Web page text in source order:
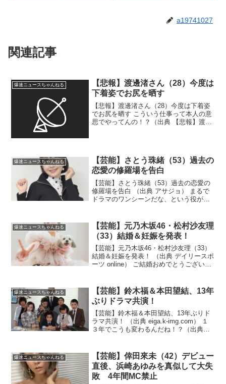
a19741027
関連記事
爆速ニュースちゃんねる
【悲報】渡邊渚さん（28）今度は
下着姿でお尻を晒す
【悲報】渡邊渚さん（28）今度は下着姿
でお尻を晒す こういう仕事って本人の意
思でやってんの！？（出典 【悲報】渡邊
爆速ニュースちゃんねる
【芸能】さとう珠緒（53）過去の
恋愛の修羅場を告白
【芸能】さとう珠緒（53）過去の恋愛の
修羅場を告白 （出典 アサジョ） まるで
ドラマのワンシーンだな、という役があ
場を告白 彼氏とベッドにいたら「ピン
ポーンって元カノが...
爆速ニュースちゃんねる
【芸能】元乃木坂46・松村沙友理
（33）結婚＆妊娠を発表！
【芸能】元乃木坂46・松村沙友理（33）
結婚＆妊娠を発表！ （出典 デイリースポ
ーツ online） ご結婚おめでとうございま
らしくさゆりんご全開で頑張りま
す！」...
爆速ニュースちゃんねる
【芸能】鈴木福＆本田望結、13年
ぶりドラマ共演！
【芸能】鈴木福＆本田望結、13年ぶりド
ラマ共演！ （出典 eiga.k-img.com） １
３年でこうも変わるんだね！？（出典
れなかった」 野球ゲーム『パワフルプ
ロ...
爆速ニュースちゃんねる
【芸能】倖田來未（42）デビュー
直後、浜崎あゆみを真似して大失
敗 4年間MC禁止